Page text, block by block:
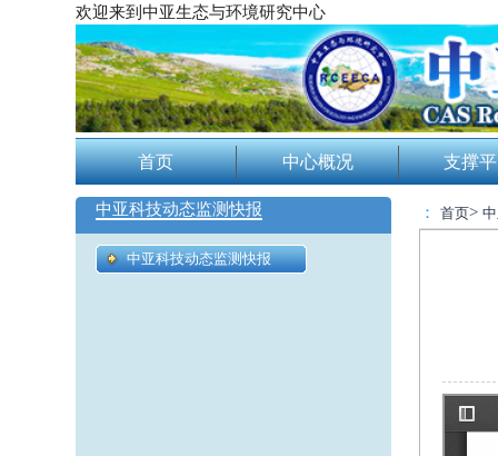
欢迎来到中亚生态与环境研究中心
首页 中心概况 支撑
中亚科技动态监测快报
中亚科技动态监测快报
： 首页>